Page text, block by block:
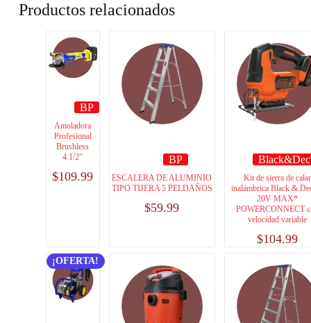
Productos relacionados
BP
Amoladora
Profesional
Brushless
4.1/2″
$109.99
BP
ESCALERA DE ALUMINIO
TIPO TIJERA 5 PELDAÑOS
$59.99
Kit de sierra de calar
inalámbrica Black &
20V MAX*
POWERCONNECT
velocidad variable
$104.99
¡OFERTA!